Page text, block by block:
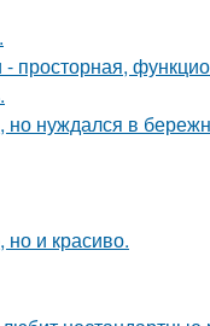
просторная,
но нуждался в
и красиво.